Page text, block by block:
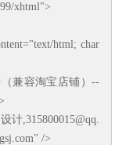
xhtml">
html; char
兼容淘宝店铺）--
计,315800015@qq.
/>